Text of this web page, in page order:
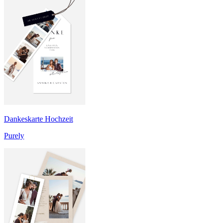
Dankeskarte Hochzeit
Purely